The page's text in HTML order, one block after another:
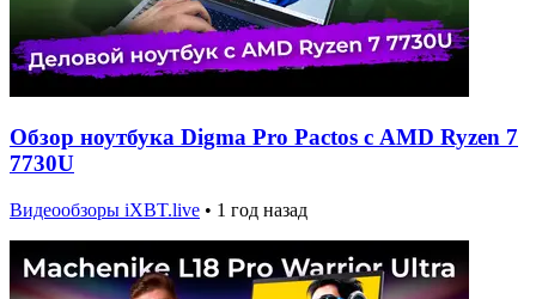
Обзор ноутбука Digma Pro Pactos с AMD Ryzen 7
7730U
Видеообзоры iXBT.live • 1 год назад